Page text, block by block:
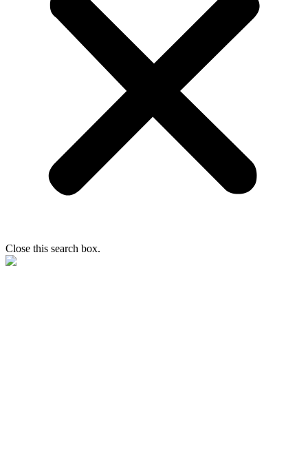
Close this search box.